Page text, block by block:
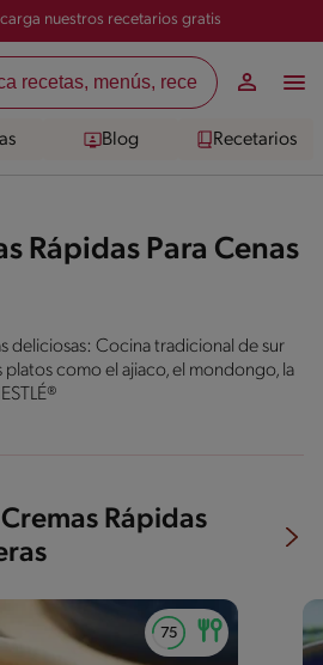
nuestros recetarios gratis
Blog Recetarios
Rápidas Para Cenas
deliciosas: Cocina tradicional de sur
como el ajiaco, el mondongo, la
Rápidas